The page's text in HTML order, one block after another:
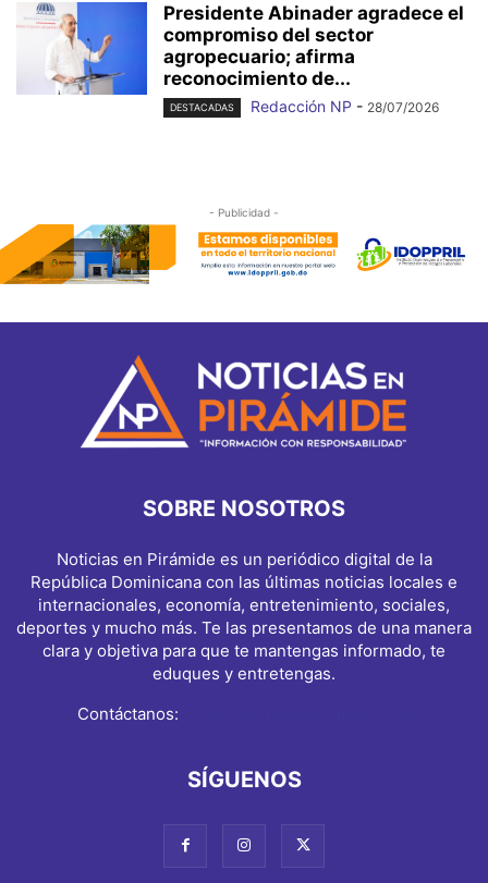
Presidente Abinader agradece el
compromiso del sector
agropecuario; afirma
reconocimiento de...
DESTACADAS Redacción NP - 28/07/2026
- Publicidad -
SOBRE NOSOTROS
Noticias en Pirámide es un periódico digital de la
República Dominicana con las últimas noticias locales e
internacionales, economía, entretenimiento, sociales,
deportes y mucho más. Te las presentamos de una manera
clara y objetiva para que te mantengas informado, te
eduques y entretengas.
Contáctanos:
SÍGUENOS